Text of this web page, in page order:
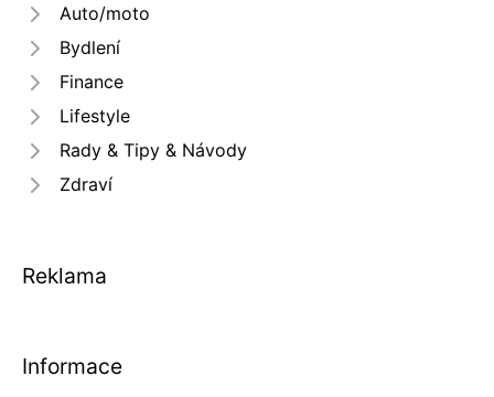
Auto/moto
Bydlení
Finance
Lifestyle
Rady & Tipy & Návody
Zdraví
Reklama
Informace